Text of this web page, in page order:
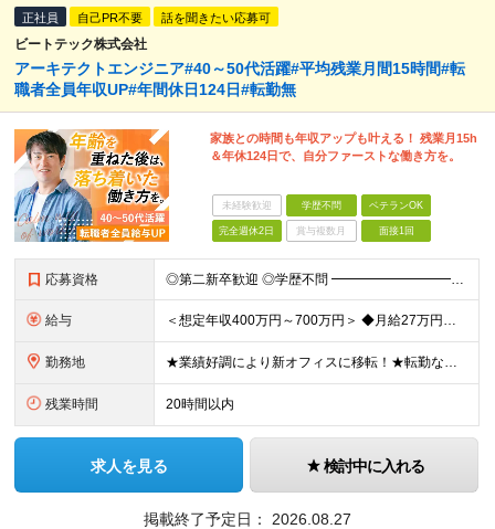
正社員 自己PR不要 話を聞きたい応募可
ビートテック株式会社
アーキテクトエンジニア#40～50代活躍#平均残業月間15時間#転
職者全員年収UP#年間休日124日#転勤無
家族との時間も年収アップも叶える！ 残業月15h
＆年休124日で、自分ファーストな働き方を。
未経験歓迎 学歴不問 ベテランOK
完全週休2日 賞与複数月 面接1回
応募資格 ◎第二新卒歓迎 ◎学歴不問 ━━━━━━━━━━━━━━━━ ■何らかの開発経験をお持ちの方 ━━━━━━━━━━━━━━━━ ＜歓迎要素＞ ＊RTOSやLinux開発経験 ＊車載機器開発経験（上流
給与 ＜想定年収400万円～700万円＞ ◆月給27万円～48万円＋各種手当（交通費全額支給／役職手当／在宅手当など） ※これまでの経験やスキルを考慮のうえ、当社規定に沿って決定します。 ※6ヶ月間の試用期
勤務地 ★業績好調により新オフィスに移転！★転勤なし★希望を考慮した上で勤務地を決定します！ 関東（東京都、神奈川県）または大阪、福岡のプロジェクト先での勤務となります。 ＜東京本社＞ 東京都品川区大崎4
残業時間 20時間以内
求人を見る 検討中に入れる
掲載終了予定日： 2026.08.27